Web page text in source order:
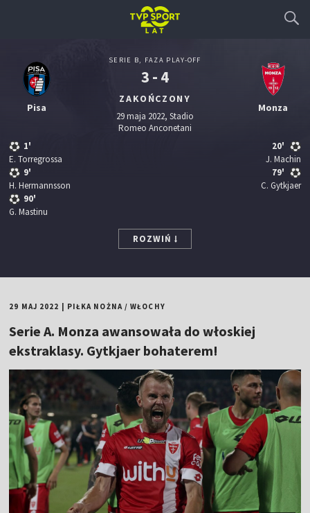
Pisa
1'
E. Torregrossa
9'
H. Hermannsson
90'
G. Mastinu
SERIE B, FAZA PLAY-OFF
3 - 4
ZAKOŃCZONY
29 maja 2022, Stadio
Romeo Anconetani
Monza
20'
J. Machin
79'
C. Gytkjaer
ROZWIŃ
29 MAJ 2022 PIŁKA NOŻNA/WŁOCHY
Serie A. Monza awansowała do włoskiej
ekstraklasy. Gytkjaer bohaterem!